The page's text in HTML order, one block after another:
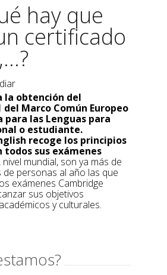
hay que
certificado
la obtención del
Marco Común Europeo
para las Lenguas para
o estudiante.
recoge los principios
todos sus exámenes
nivel mundial, son ya más de
personas al año las que
exámenes Cambridge
sus objetivos
y culturales.